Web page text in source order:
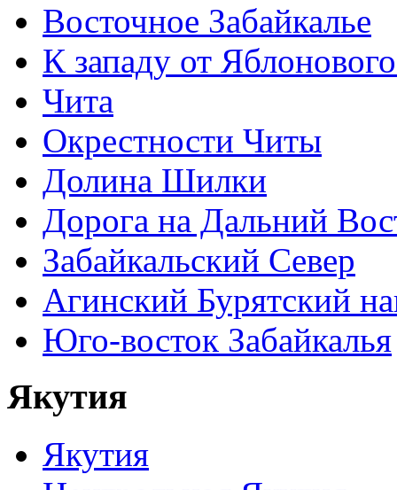
Восточное Забайкалье
К западу от
Чита
Окрестности Читы
Долина Шилки
Дорога на Дальний
Забайкальский Север
Агинский Бурятский
Юго-восток Забайкалья
Якутия
Якутия